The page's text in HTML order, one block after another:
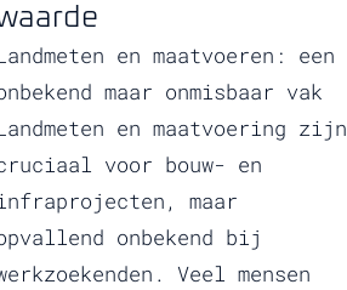
en maatvoeren: een
maar onmisbaar vak
en maatvoering zijn
voor bouw- en
maar
onbekend bij
Veel mensen